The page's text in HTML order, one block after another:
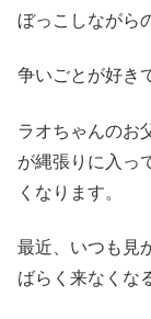
ぼっこしながら
争いごとが好き
ラオちゃんのお
が縄張りに入っ
くなります。
最近、いつも見
ばらく来なくな